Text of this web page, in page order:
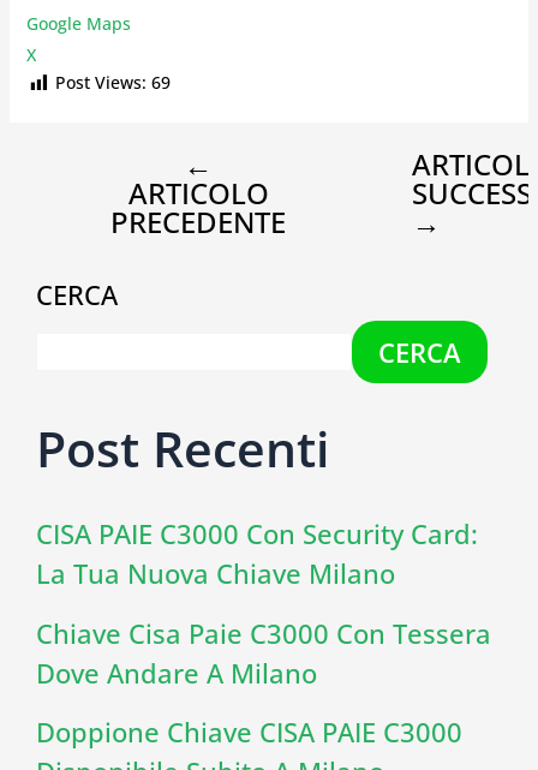
Google Maps
X
Post Views: 69
←
ARTICOLO
PRECEDENTE →
CERCA
CERCA
Post Recenti
CISA PAIE C3000 Con Security Card:
La Tua Nuova Chiave Milano
Chiave Cisa Paie C3000 Con Tessera
Dove Andare A Milano
Doppione Chiave CISA PAIE C3000